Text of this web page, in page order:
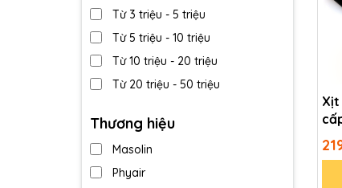
Từ 3 triệu - 5 triệu
Từ 5 triệu - 10 triệu
Từ 10 triệu - 20 triệu
Từ 20 triệu - 50 triệu
Thương hiệu
Masolin
Phyair